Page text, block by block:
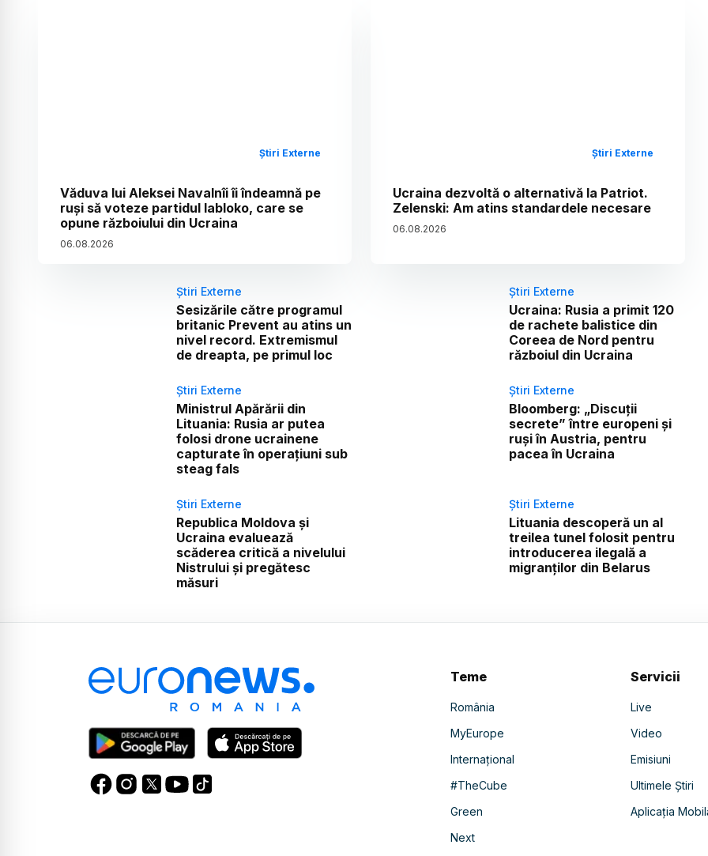
Știri Externe
Văduva lui Aleksei Navalnîi îi îndeamnă pe
ruși să voteze partidul Iabloko, care se
opune războiului din Ucraina
06.08.2026
Știri Externe
Ucraina dezvoltă o alternativă la Patriot.
Zelenski: Am atins standardele necesare
06.08.2026
Știri Externe
Sesizările către programul
britanic Prevent au atins un
nivel record. Extremismul
de dreapta, pe primul loc
Știri Externe
Ucraina: Rusia a primit 120
de rachete balistice din
Coreea de Nord pentru
războiul din Ucraina
Știri Externe
Ministrul Apărării din
Lituania: Rusia ar putea
folosi drone ucrainene
capturate în operațiuni sub
steag fals
Știri Externe
Bloomberg: „Discuții
secrete” între europeni și
ruși în Austria, pentru
pacea în Ucraina
Știri Externe
Republica Moldova și
Ucraina evaluează
scăderea critică a nivelului
Nistrului și pregătesc
măsuri
Știri Externe
Lituania descoperă un al
treilea tunel folosit pentru
introducerea ilegală a
migranților din Belarus
Teme
România
MyEurope
Internațional
#TheCube
Green
Next
Servicii
Live
Video
Emisiuni
Ultimele Știri
Aplicația